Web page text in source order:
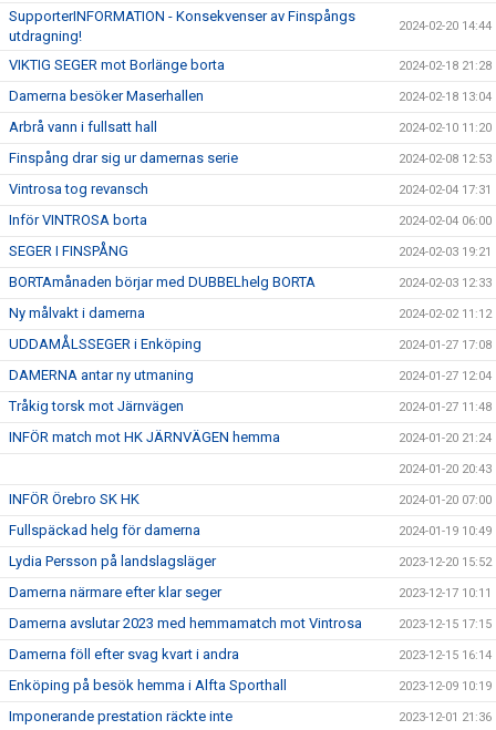
SupporterINFORMATION - Konsekvenser av Finspångs
utdragning!
2024-02-20 14:44
VIKTIG SEGER mot Borlänge borta 2024-02-18 21:28
Damerna besöker Maserhallen 2024-02-18 13:04
Arbrå vann i fullsatt hall 2024-02-10 11:20
Finspång drar sig ur damernas serie 2024-02-08 12:53
Vintrosa tog revansch 2024-02-04 17:31
Inför VINTROSA borta 2024-02-04 06:00
SEGER I FINSPÅNG 2024-02-03 19:21
BORTAmånaden börjar med DUBBELhelg BORTA 2024-02-03 12:33
Ny målvakt i damerna 2024-02-02 11:12
UDDAMÅLSSEGER i Enköping 2024-01-27 17:08
DAMERNA antar ny utmaning 2024-01-27 12:04
Tråkig torsk mot Järnvägen 2024-01-27 11:48
INFÖR match mot HK JÄRNVÄGEN hemma 2024-01-20 21:24
2024-01-20 20:43
INFÖR Örebro SK HK 2024-01-20 07:00
Fullspäckad helg för damerna 2024-01-19 10:49
Lydia Persson på landslagsläger 2023-12-20 15:52
Damerna närmare efter klar seger 2023-12-17 10:11
Damerna avslutar 2023 med hemmamatch mot Vintrosa 2023-12-15 17:15
Damerna föll efter svag kvart i andra 2023-12-15 16:14
Enköping på besök hemma i Alfta Sporthall 2023-12-09 10:19
Imponerande prestation räckte inte 2023-12-01 21:36